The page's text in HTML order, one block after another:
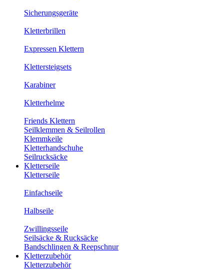
Sicherungsgeräte
Kletterbrillen
Expressen Klettern
Klettersteigsets
Karabiner
Kletterhelme
Friends Klettern
Seilklemmen & Seilrollen
Klemmkeile
Kletterhandschuhe
Seilrucksäcke
Kletterseile
Kletterseile
Einfachseile
Halbseile
Zwillingsseile
Seilsäcke & Rucksäcke
Bandschlingen & Reepschnur
Kletterzubehör
Kletterzubehör